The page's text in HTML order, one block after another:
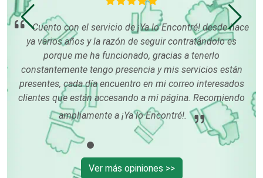
Cremerías y Salchichonerías
Cristalerías
Cromadoras
Decoración de Interiores
Cuento con el servicio de ¡Ya lo Encontré! desde hace
ya varios años y la razón de seguir contratándolo es
porque me ha funcionado, gracias a tenerlo
constantemente tengo presencia y mis servicios están
presentes, cada día encuentro en mi correo interesados
clientes que están accesando a mi página. Recomiendo
ampliamente a ¡Ya lo Encontré!.
Ver más opiniones >>